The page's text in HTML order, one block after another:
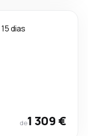
15 dias
de1 309 €